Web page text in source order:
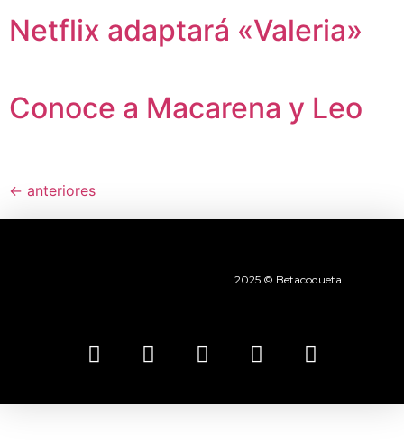
Netflix adaptará «Valeria»
Conoce a Macarena y Leo
← anteriores
2025 © Betacoqueta